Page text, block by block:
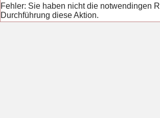
Fehler: Sie haben nicht die notwendingen
Durchführung diese Aktion.